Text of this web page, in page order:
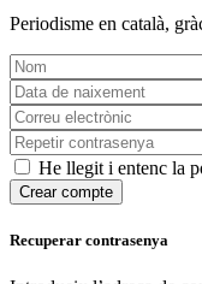
Periodisme en català,
He llegit i entenc la
Crear compte
Recuperar contrasenya